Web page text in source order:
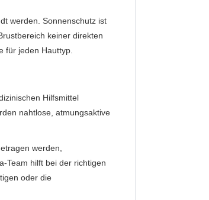
werden. Sonnenschutz ist
keiner direkten
für jeden Hauttyp.
Hilfsmittel
nahtlose, atmungsaktive
werden,
Team hilft bei der richtigen
oder die